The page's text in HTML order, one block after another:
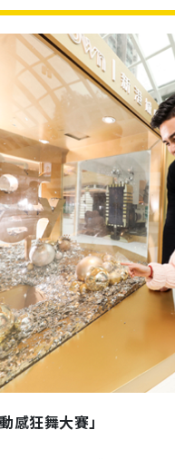
狂舞大賽」